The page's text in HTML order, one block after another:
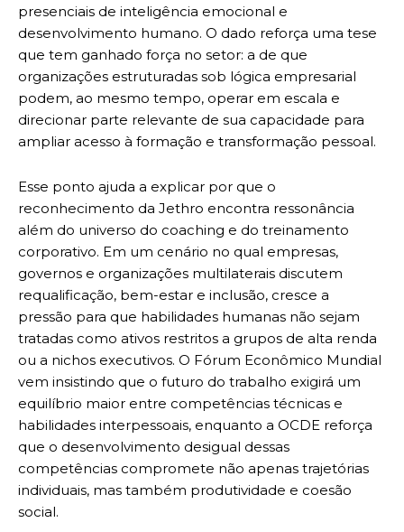
presenciais de inteligência emocional e
desenvolvimento humano. O dado reforça uma tese
que tem ganhado força no setor: a de que
organizações estruturadas sob lógica empresarial
podem, ao mesmo tempo, operar em escala e
direcionar parte relevante de sua capacidade para
ampliar acesso à formação e transformação pessoal.
Esse ponto ajuda a explicar por que o
reconhecimento da Jethro encontra ressonância
além do universo do coaching e do treinamento
corporativo. Em um cenário no qual empresas,
governos e organizações multilaterais discutem
requalificação, bem-estar e inclusão, cresce a
pressão para que habilidades humanas não sejam
tratadas como ativos restritos a grupos de alta renda
ou a nichos executivos. O Fórum Econômico Mundial
vem insistindo que o futuro do trabalho exigirá um
equilíbrio maior entre competências técnicas e
habilidades interpessoais, enquanto a OCDE reforça
que o desenvolvimento desigual dessas
competências compromete não apenas trajetórias
individuais, mas também produtividade e coesão
social.